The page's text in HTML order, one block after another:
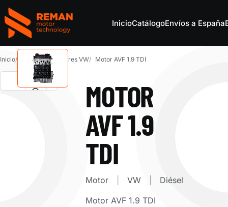
REMAN Motor Parts
InicioCatálogoEnvíos a España
Inicio Catálogo Motores VW Motor AVF 1.9 TDI
MOTOR
AVF 1.9
TDI
Motor VW
Diésel
Motor AVF 1.9 TDI